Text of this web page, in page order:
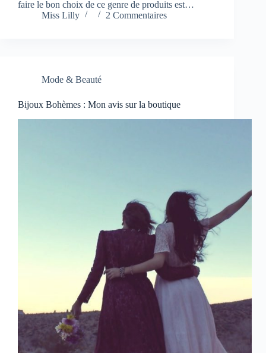
faire le bon choix de ce genre de produits est…
Miss Lilly
2 Commentaires
Mode & Beauté
Bijoux Bohèmes : Mon avis sur la boutique